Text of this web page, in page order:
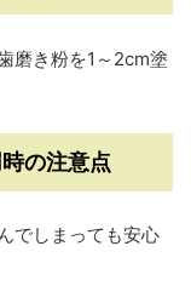
磨き粉を1～2cm塗
の注意点
でしまっても安心